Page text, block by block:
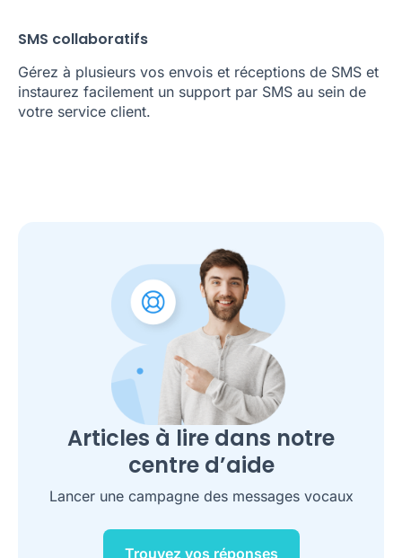
SMS collaboratifs
Gérez à plusieurs vos envois et réceptions de SMS et
instaurez facilement un support par SMS au sein de
votre service client.
Articles à lire dans notre
centre d’aide
Lancer une campagne des messages vocaux
Trouvez vos réponses